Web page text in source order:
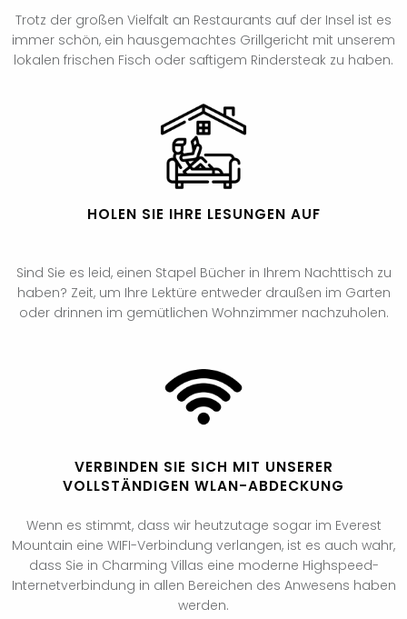
Trotz der großen Vielfalt an Restaurants auf der Insel ist es
immer schön, ein hausgemachtes Grillgericht mit unserem
lokalen frischen Fisch oder saftigem Rindersteak zu haben.
HOLEN SIE IHRE LESUNGEN AUF
Sind Sie es leid, einen Stapel Bücher in Ihrem Nachttisch zu
haben? Zeit, um Ihre Lektüre entweder draußen im Garten
oder drinnen im gemütlichen Wohnzimmer nachzuholen.
VERBINDEN SIE SICH MIT UNSERER
VOLLSTÄNDIGEN WLAN-ABDECKUNG
Wenn es stimmt, dass wir heutzutage sogar im Everest
Mountain eine WIFI-Verbindung verlangen, ist es auch wahr,
dass Sie in Charming Villas eine moderne Highspeed-
Internetverbindung in allen Bereichen des Anwesens haben
werden.